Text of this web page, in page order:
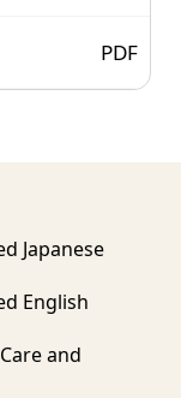
PDF
Japanese
English
and